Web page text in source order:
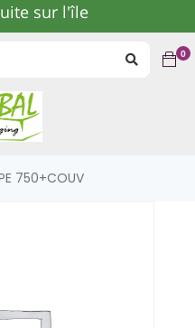
sur l'île
0
750+COUV